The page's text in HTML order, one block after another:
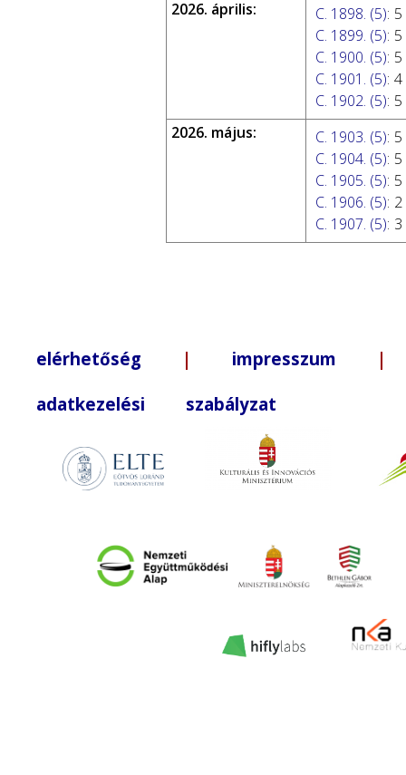
2026. április:
C. 1898. (5):
C. 1899. (5):
C. 1900. (5):
C. 1901. (5): 4
C. 1902. (5):
2026. május:
C. 1903. (5):
C. 1904. (5):
C. 1905. (5):
C. 1906. (5):
C. 1907. (5):
elérhetőség | impresszum |
adatkezelési szabályzat